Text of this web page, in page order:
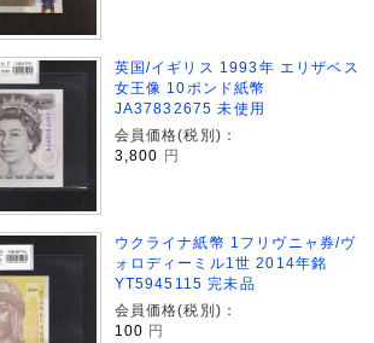
英国/イギリス 1993年 エリザベス
女王像 10ポンド紙幣
JA37832675 未使用
会員価格(税別)：
3,800 円
ウクライナ紙幣 1フリヴニャ券/ヴ
ォロディーミル1世 2014年銘
YT5945115 完未品
会員価格(税別)：
100 円